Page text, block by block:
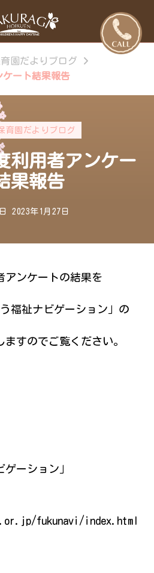
保育園・東
京日の出
町・あきる
野市【さく
園】
について · 園施
設のご案内 · 保
教室 · 園のいち
日 · 年間行事 ·
さくらぎ保育園
だより · さくら
ぎ保育園 。子
ども達はもちろ
められ、認め合
伝えていきたい
園だよりブログ
ケート結果報告
育園だよりブログ
利用者アンケー
果報告
日2023年1月27日
アンケートの結果を
福祉ナビゲーション」の
すのでご覧ください。
ゲーション」
fukunavi/index.html